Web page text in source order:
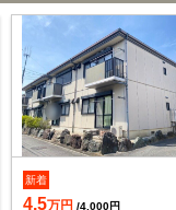
新着
4.5万円 /4,000円